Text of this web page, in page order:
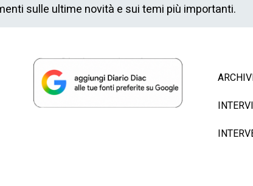
sulle ultime novità e sui temi più importanti.